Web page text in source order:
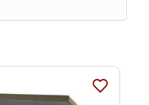
de aço.